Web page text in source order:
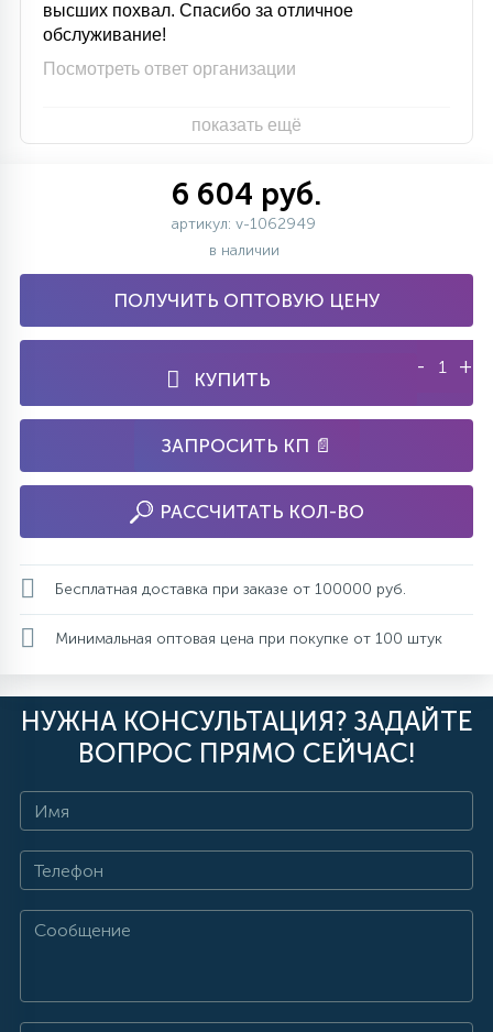
высших похвал. Спасибо за отличное
обслуживание!
Посмотреть ответ организации
показать ещё
6 604 руб.
артикул: v-1062949
в наличии
ПОЛУЧИТЬ ОПТОВУЮ ЦЕНУ
КУПИТЬ
- +
ЗАПРОСИТЬ КП 📄
РАССЧИТАТЬ КОЛ-ВО
Бесплатная доставка при заказе от 100000 руб.
Минимальная оптовая цена при покупке от 100 штук
НУЖНА КОНСУЛЬТАЦИЯ? ЗАДАЙТЕ
ВОПРОС ПРЯМО СЕЙЧАС!